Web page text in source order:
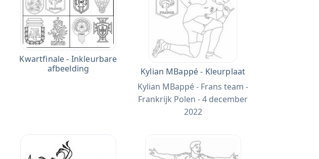
Kwartfinale - Inkleurbare
afbeelding
Kylian MBappé - Kleurplaat
Kylian MBappé - Frans team -
Frankrijk Polen - 4 december
2022